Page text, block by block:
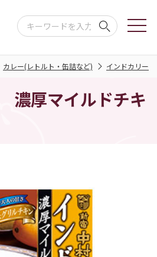
カレー(レトルト・缶詰など) インドカリー
濃厚マイルドチキ